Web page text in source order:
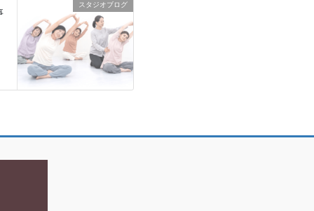
スタジオブログ